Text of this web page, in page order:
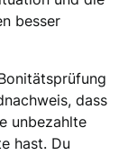
besser
dass
unbezahlte
hast. Du